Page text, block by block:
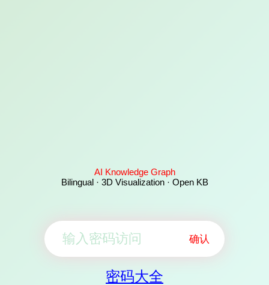
AI Knowledge Graph
Bilingual · 3D Visualization · Open KB
确认
密码大全